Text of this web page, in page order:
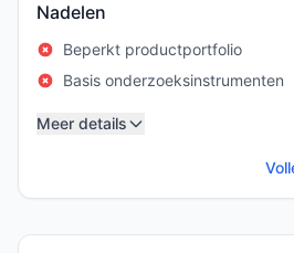
Nadelen
Beperkt productportfolio
Basis onderzoeksinstrumenten
Meer details